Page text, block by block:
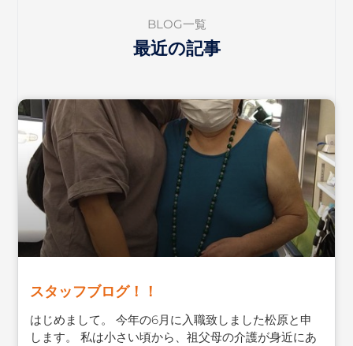
BLOG一覧
最近の記事
スタッフブログ！！
はじめまして。 今年の6月に入職致しました松原と申
します。 私は小さい頃から、祖父母の介護が身近にあ